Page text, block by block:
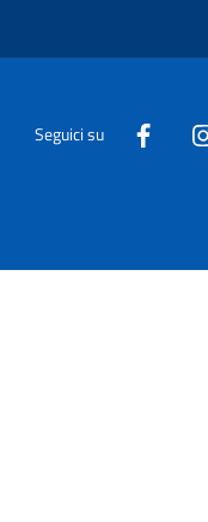
Seguici su